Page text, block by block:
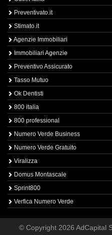
Preventivato.it
Stimato.it
Agenzie Immobiliari
Immobiliari Agenzie
Preventivo Assicurato
Tasso Mutuo
Ok Dentisti
800 italia
800 professional
Numero Verde Business
Numero Verde Gratuito
Viralizza
Domus Montascale
Sprint800
Verfica Numero Verde
© Copyright 2026 AdCapital